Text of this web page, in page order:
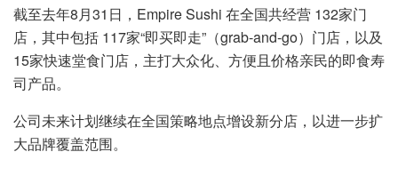
截至去年8月31日，Empire Sushi 在全国共经营 132家门
店，其中包括 117家“即买即走”（grab-and-go）门店，以及
15家快速堂食门店，主打大众化、方便且价格亲民的即食寿
司产品。
公司未来计划继续在全国策略地点增设新分店，以进一步扩
大品牌覆盖范围。